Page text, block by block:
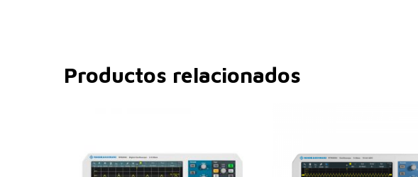
Productos relacionados